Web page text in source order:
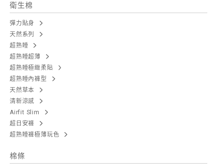
衛生棉
彈力貼身
天然系列
超熟睡
超熟睡超薄
超熟睡極緻柔貼
超熟睡內褲型
天然草本
清新涼感
Airfit Slim
超日安褲
超熟睡褲極薄玩色
棉條